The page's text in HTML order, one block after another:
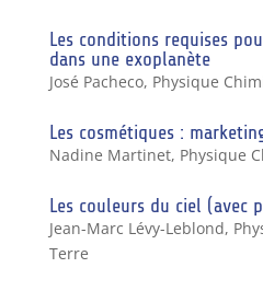
Les conditions requises
dans une exoplanète
José Pacheco, Physique
Les cosmétiques :
Nadine Martinet, Physique
Les couleurs du ciel (avec
Jean-Marc Lévy-Leblond,
Terre